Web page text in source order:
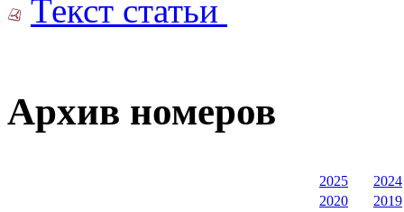
Текст статьи
Архив номеров
2025
2024
2020
2019